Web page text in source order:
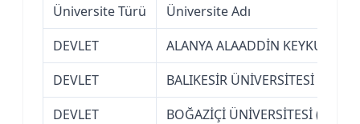
Üniversite Türü
Üniversite Adı
DEVLET
ALANYA ALAADDİN KEYKUBAT
DEVLET
BALIKESİR ÜNİVERSİTESİ
DEVLET
BOĞAZİÇİ ÜNİVERSİTESİ